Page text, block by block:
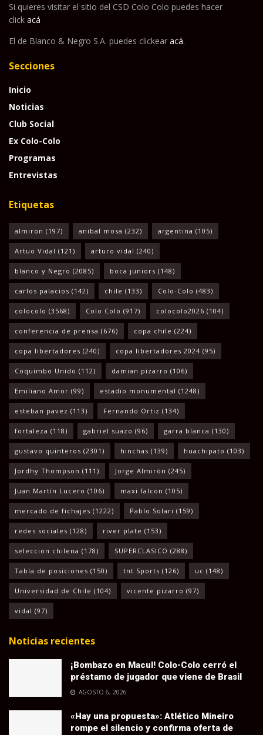
Si quieres visitar el sitio del CSD Colo Colo puedes hacer
click acá
El de Blanco & Negro S.A. puedes clickear acá.
Secciones
Inicio
Noticias
Club Social
Ex Colo-Colo
Programas
Entrevistas
Etiquetas
almiron (197) anibal mosa (232) argentina (105)
Artuo Vidal (121) arturo vidal (240)
blanco y Negro (2085) boca juniors (148)
carlos palacios (142) chile (133) Colo-Colo (483)
colocolo (3568) Colo Colo (917) colocolo2026 (104)
conferencia de prensa (676) copa chile (224)
copa libertadores (240) copa libertadores 2024 (95)
Coquimbo Unido (112) damian pizarro (106)
Emiliano Amor (99) estadio monumental (1248)
esteban pavez (113) Fernando Ortiz (134)
fortaleza (118) gabriel suazo (96) garra blanca (130)
gustavo quinteros (2301) hinchas (139) huachipato (103)
Jordhy Thompson (111) Jorge Almirón (245)
Juan Martín Lucero (106) maxi falcon (105)
mercado de fichajes (1222) Pablo Solari (159)
redes sociales (128) river plate (153)
seleccion chilena (178) SUPERCLASICO (288)
Tabla de posiciones (150) tnt Sports (126) uc (148)
Universidad de Chile (104) vicente pizarro (97)
vidal (97)
Noticias recientes
¡Bombazo en Macul! Colo-Colo cerró el
préstamo de jugador que viene de Brasil
AGOSTO 6, 2026
«Hay una propuesta»: Atlético Mineiro
rompe el silencio y confirma oferta de